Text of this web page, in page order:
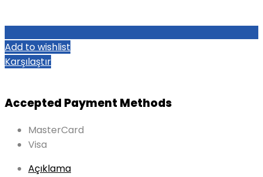
Add to wishlist
Karşılaştır
Accepted Payment Methods
MasterCard
Visa
Açıklama